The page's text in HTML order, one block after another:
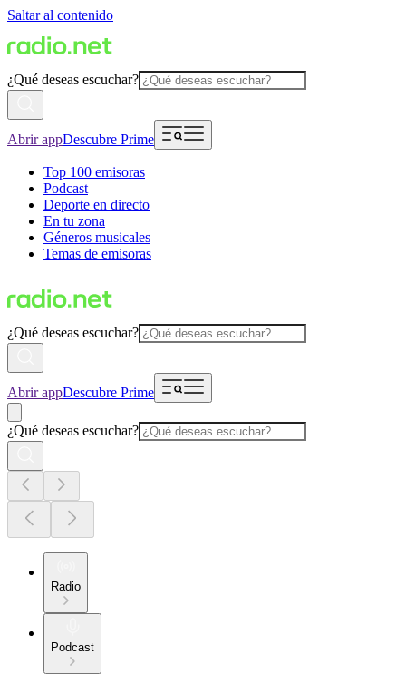
Saltar al contenido
¿Qué deseas escuchar?
Abrir appDescubre Prime
Top 100 emisoras
Podcast
Deporte en directo
En tu zona
Géneros musicales
Temas de emisoras
¿Qué deseas escuchar?
Abrir appDescubre Prime
¿Qué deseas escuchar?
Radio
Podcast